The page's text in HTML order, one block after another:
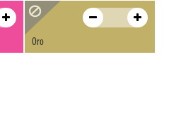
Oro